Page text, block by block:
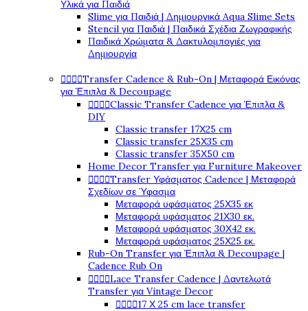
Υλικά για Παιδιά
Slime για Παιδιά | Δημιουργικά Aqua Slime Sets
Stencil για Παιδιά | Παιδικά Σχέδια Ζωγραφικής
Παιδικά Χρώματα & Δακτυλομπογιές για
Δημιουργία
Transfer Cadence & Rub-On | Μεταφορά Εικόνας
για Έπιπλα & Decoupage
Classic Transfer Cadence για Έπιπλα &
DIY
Classic transfer 17Χ25 cm
Classic transfer 25Χ35 cm
Classic transfer 35Χ50 cm
Home Decor Transfer για Furniture Makeover
Transfer Υφάσματος Cadence | Μεταφορά
Σχεδίων σε Ύφασμα
Μεταφορά υφάσματος 25Χ35 εκ
Μεταφορά υφάσματος 21Χ30 εκ.
Μεταφορά υφάσματος 30Χ42 εκ.
Μεταφορά υφάσματος 25Χ25 εκ.
Rub-On Transfer για Έπιπλα & Decoupage |
Cadence Rub On
Lace Transfer Cadence | Δαντελωτά
Transfer για Vintage Decor
17 Χ 25 cm lace transfer